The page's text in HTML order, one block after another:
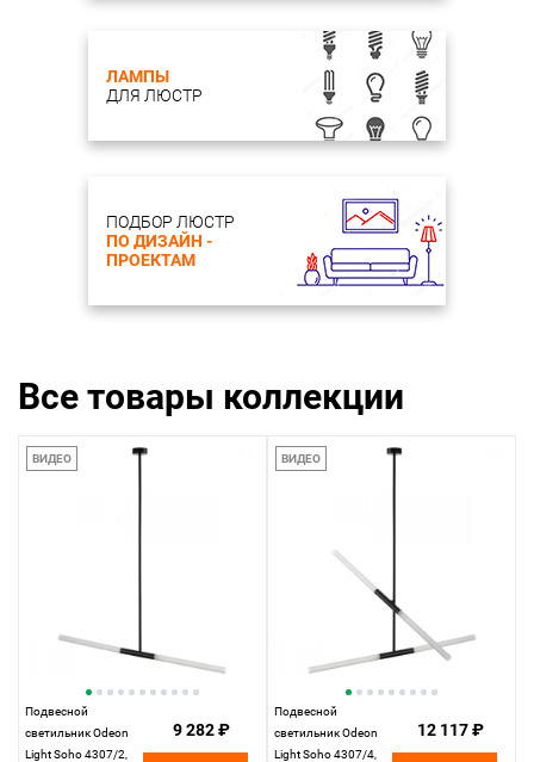
ЛАМПЫ
ДЛЯ ЛЮСТР
ПОДБОР ЛЮСТР
ПО ДИЗАЙН -
ПРОЕКТАМ
Все товары коллекции
ВИДЕО
Подвесной
светильник Odeon
Light Soho 4307/2,
9 282 ₽
ВИДЕО
Подвесной
светильник Odeon
Light Soho 4307/4,
12 117 ₽